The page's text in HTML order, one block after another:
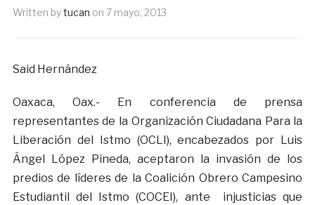
Written bytucan on 7 mayo, 2013
Said Hernández
Oaxaca, Oax.- En conferencia de prensa
representantes de la Organización Ciudadana Para la
Liberación del Istmo (OCLI), encabezados por Luis
Ángel López Pineda, aceptaron la invasión de los
predios de líderes de la Coalición Obrero Campesino
Estudiantil del Istmo (COCEI), ante injusticias que